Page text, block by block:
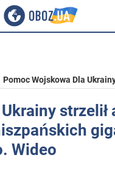
Pomoc Wojskowa Dla
Wideo